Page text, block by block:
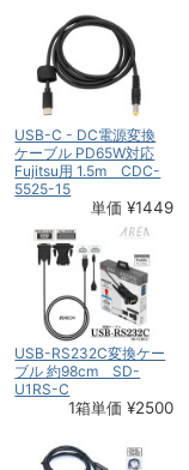
USB-C - DC電源変換
ケーブル PD65W対応
Fujitsu用 1.5m CDC-
5525-15
単価 ¥1449
USB-RS232C変換ケー
ブル 約98cm SD-
U1RS-C
1箱単価 ¥2500